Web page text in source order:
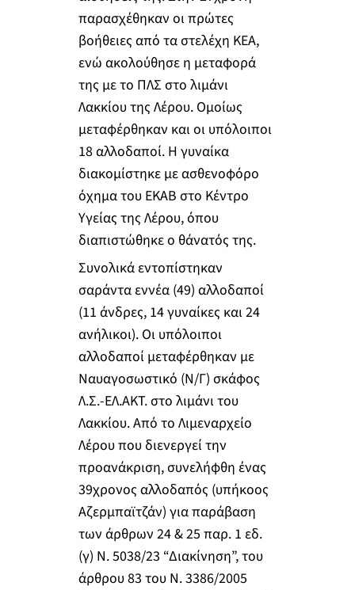
παρασχέθηκαν οι πρώτες
βοήθειες από τα στελέχη ΚΕΑ,
ενώ ακολούθησε η μεταφορά
της με το ΠΛΣ στο λιμάνι
Λακκίου της Λέρου. Ομοίως
μεταφέρθηκαν και οι υπόλοιποι
18 αλλοδαποί. Η γυναίκα
διακομίστηκε με ασθενοφόρο
όχημα του ΕΚΑΒ στο Κέντρο
Υγείας της Λέρου, όπου
διαπιστώθηκε ο θάνατός της.
Συνολικά εντοπίστηκαν
σαράντα εννέα (49) αλλοδαποί
(11 άνδρες, 14 γυναίκες και 24
ανήλικοι). Οι υπόλοιποι
αλλοδαποί μεταφέρθηκαν με
Ναυαγοσωστικό (Ν/Γ) σκάφος
Λ.Σ.-ΕΛ.ΑΚΤ. στο λιμάνι του
Λακκίου. Από το Λιμεναρχείο
Λέρου που διενεργεί την
προανάκριση, συνελήφθη ένας
39χρονος αλλοδαπός (υπήκοος
Αζερμπαϊτζάν) για παράβαση
των άρθρων 24 & 25 παρ. 1 εδ.
(γ) Ν. 5038/23 “Διακίνηση”, του
άρθρου 83 του Ν. 3386/2005